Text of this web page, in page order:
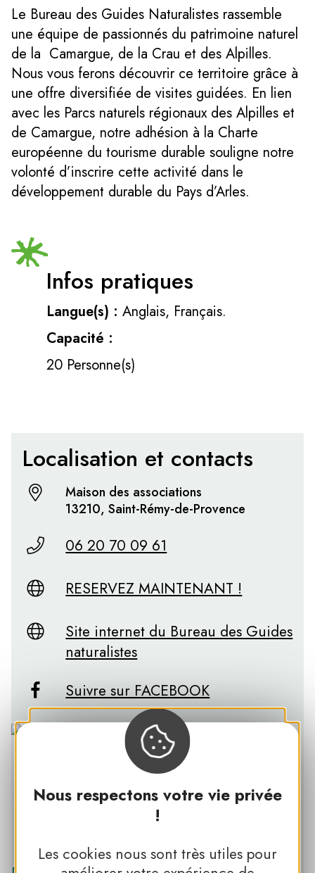
Nous respectons votre vie privée
!
Les cookies nous sont très utiles pour
Le Bureau des Guides Naturalistes rassemble
une équipe de passionnés du patrimoine naturel
de la Camargue, de la Crau et des Alpilles.
Nous vous ferons découvrir ce territoire grâce à
une offre diversifiée de visites guidées. En lien
avec les Parcs naturels régionaux des Alpilles et
de Camargue, notre adhésion à la Charte
européenne du tourisme durable souligne notre
volonté d’inscrire cette activité dans le
développement durable du Pays d’Arles.
Infos pratiques
Langue(s) : Anglais, Français.
Capacité :
20 Personne(s)
Localisation et contacts
Maison des associations
13210, Saint-Rémy-de-Provence
06 20 70 09 61
RESERVEZ MAINTENANT !
Site internet du Bureau des Guides
naturalistes
Suivre sur FACEBOOK